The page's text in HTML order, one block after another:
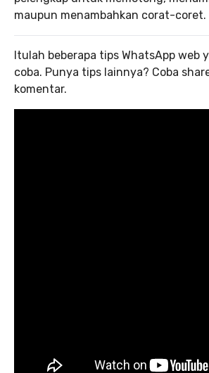
maupun menambahkan corat-coret.
Itulah beberapa tips WhatsApp web
coba. Punya tips lainnya? Coba
komentar.